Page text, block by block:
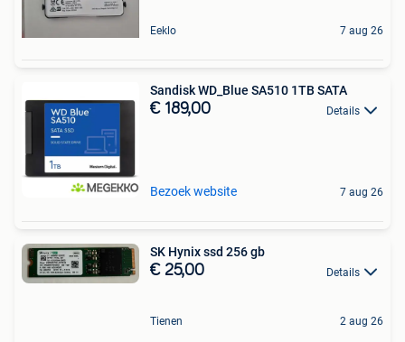
Eeklo 7 aug 26
Sandisk WD_Blue SA510 1TB SATA
€ 189,00 Details
Bezoek website 7 aug 26
SK Hynix ssd 256 gb
€ 25,00 Details
Tienen 2 aug 26